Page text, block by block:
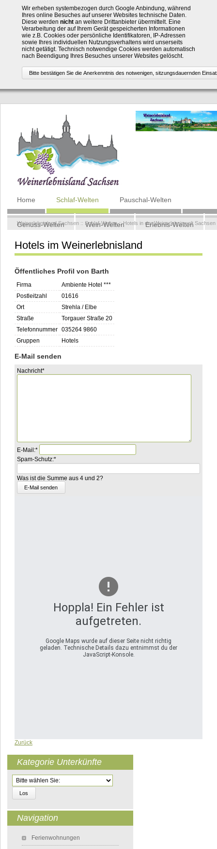
Wir erheben systembezogen durch Google Anbindung, während
Ihres online Besuches auf unserer Websites technische Daten.
Diese werden nichtan weitere Drittanbieter übermittelt. Eine
Verarbeitung der auf Ihrem Gerät gespeicherten Informationen
wie z.B. Cookies oder persönliche Identifikatoren, IP-Adressen
sowie Ihres individuellen Nutzungsverhaltens wird unserseits
nicht getätigt. Technisch notwendige Cookies werden automatisch
nach Beendigung Ihres Besuches unserer Websites gelöscht.
Navigation
überspringen
Home Schlaf-Welten Pauschal-Welten
Genuss-Welten Wein-Welten Erlebnis-Welten
Kontakt
Weinerlebnisland Sachsen :: Schlaf-Welten::Hotels in der Weinerlebniswelt Sachsen
Hotels im Weinerlebnisland
Öffentliches Profil von Barth
Firma
Ambiente Hotel ***
Postleitzahl
01616
Ort
Strehla / Elbe
Straße
Torgauer Straße 20
Telefonnummer 035264 9860
Gruppen
Hotels
E-Mail senden
Pflichtfeld
Nachricht*
Pflichtfeld
E-Mail:*
Pflichtfeld
Spam-Schutz:*Was
ist
die
Summe
aus
8
Was ist die Summe aus 4 und 2?
Hoppla! Ein Fehler ist
aufgetreten.
Google Maps wurde auf dieser Seite nicht richtig
geladen. Technische Details dazu entnimmst du der
JavaScript-Konsole.
Zurück
Kategorie Unterkünfte
Zielseite
Navigation
Ferienwohnungen